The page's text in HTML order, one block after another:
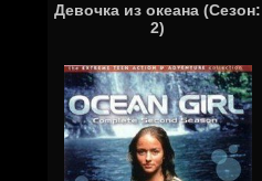
Девочка из океана (Сезон:
2)